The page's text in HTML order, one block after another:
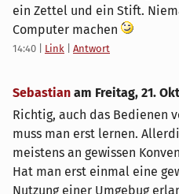
ein Zettel und ein Stift.
Computer machen
14:40 Link Antwort
Sebastian am Freitag, 21.
Richtig, auch das Bedienen
muss man erst lernen.
meistens an gewissen
Hat man erst einmal eine
Nutzung einer Umgebug